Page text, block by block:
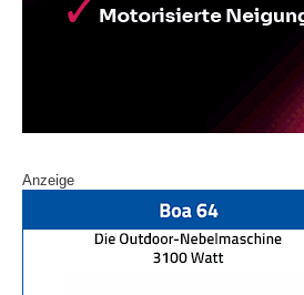
Anzeige